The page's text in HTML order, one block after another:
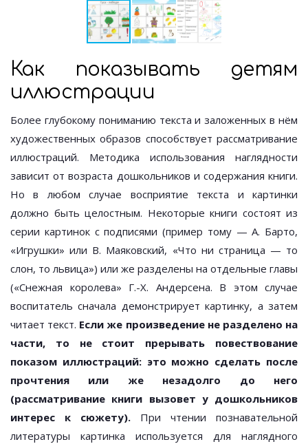
Как показывать детям
иллюстрации
Более глубокому пониманию текста и заложенных в нём
художественных образов способствует рассматривание
иллюстраций. Методика использования наглядности
зависит от возраста дошкольников и содержания книги.
Но в любом случае восприятие текста и картинки
должно быть целостным. Некоторые книги состоят из
серии картинок с подписями (пример тому — А. Барто,
«Игрушки» или В. Маяковский, «Что ни страница — то
слон, то львица») или же разделены на отдельные главы
(«Снежная королева» Г.-Х. Андерсена. В этом случае
воспитатель сначала демонстрирует картинку, а затем
читает текст. Если же произведение не разделено на
части, то не стоит прерывать повествование
показом иллюстраций: это можно сделать после
прочтения или же незадолго до него
(рассматривание книги вызовет у дошкольников
интерес к сюжету). При чтении познавательной
литературы картинка используется для наглядного